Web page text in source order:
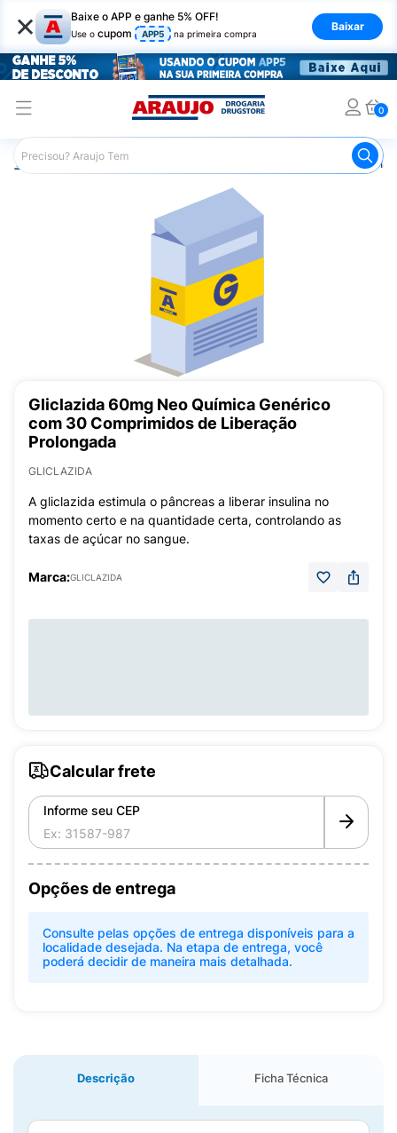
× Baixe o APP e ganhe 5% OFF!
Use o cupom APP5 na primeira compra
Baixar
0
Araujo Medicamentos
Gliclazida 60mg Neo Química Genérico
com 30 Comprimidos de Liberação
Prolongada
GLICLAZIDA
A gliclazida estimula o pâncreas a liberar insulina no
momento certo e na quantidade certa, controlando as
taxas de açúcar no sangue.
Marca:GLICLAZIDA
Calcular frete
Informe seu CEP
Opções de entrega
Consulte pelas opções de entrega disponíveis para a
localidade desejada. Na etapa de entrega, você
poderá decidir de maneira mais detalhada.
Descrição Ficha Técnica